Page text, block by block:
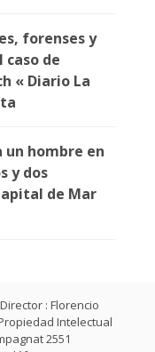
forenses y
caso de
« Diario La
hombre en
y dos
de Mar
: Florencio
Intelectual
2551